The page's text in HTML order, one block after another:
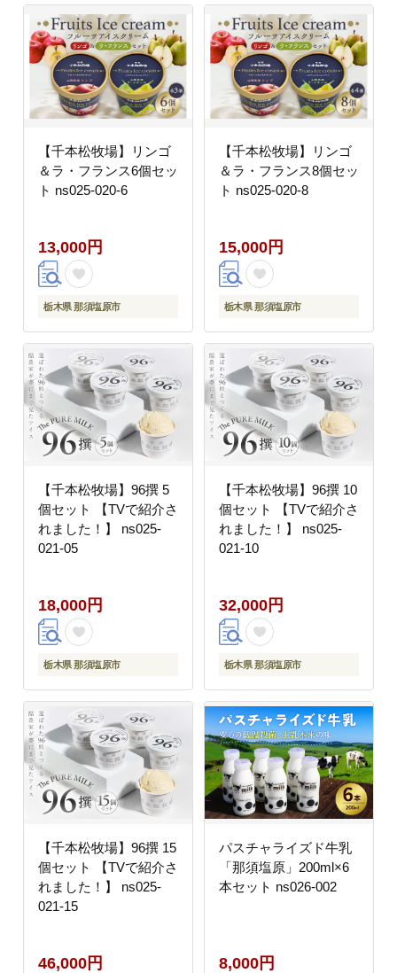
【千本松牧場】リンゴ
＆ラ・フランス6個セッ
ト ns025-020-6
13,000円
栃木県 那須塩原市
【千本松牧場】リンゴ
＆ラ・フランス8個セッ
ト ns025-020-8
15,000円
栃木県 那須塩原市
【千本松牧場】96撰 5
個セット 【TVで紹介さ
れました！】 ns025-
021-05
18,000円
栃木県 那須塩原市
【千本松牧場】96撰 10
個セット 【TVで紹介さ
れました！】 ns025-
021-10
32,000円
栃木県 那須塩原市
【千本松牧場】96撰 15
個セット 【TVで紹介さ
れました！】 ns025-
021-15
46,000円
パスチャライズド牛乳
「那須塩原」200ml×6
本セット ns026-002
8,000円